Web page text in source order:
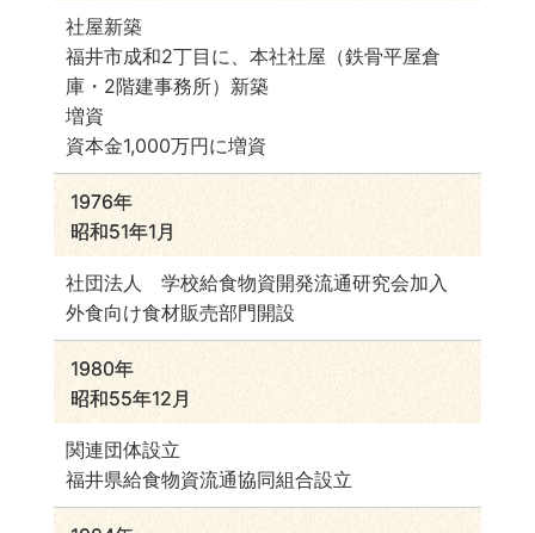
社屋新築
福井市成和2丁目に、本社社屋（鉄骨平屋倉
庫・2階建事務所）新築
増資
資本金1,000万円に増資
1976年
昭和51年1月
社団法人 学校給食物資開発流通研究会加入
外食向け食材販売部門開設
1980年
昭和55年12月
関連団体設立
福井県給食物資流通協同組合設立